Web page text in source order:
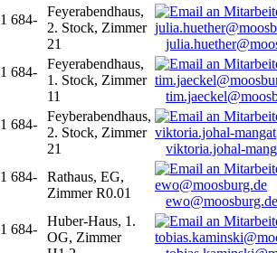
684-
Feyerabendhaus,
2. Stock, Zimmer
21
684-
Feyerabendhaus,
1. Stock, Zimmer
11
684-
Feyberabendhaus,
2. Stock, Zimmer
21
viktoria.johal-
684-
Rathaus, EG,
Zimmer R0.01
ewo@moosburg.de
684-
Huber-Haus, 1.
OG, Zimmer